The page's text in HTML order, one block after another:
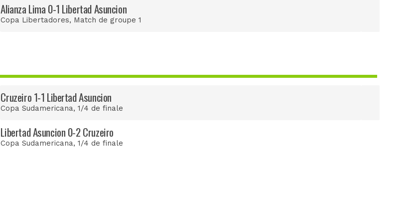
Alianza Lima 0-1 Libertad Asuncion
Copa Libertadores, Match de groupe 1
Cruzeiro 1-1 Libertad Asuncion
Copa Sudamericana, 1/4 de finale
Libertad Asuncion 0-2 Cruzeiro
Copa Sudamericana, 1/4 de finale